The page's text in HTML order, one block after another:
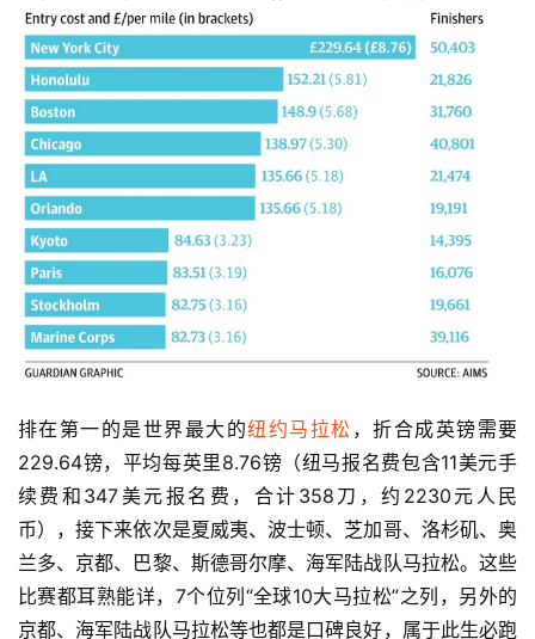
排在第一的是世界最大的纽约马拉松 ，折合成英镑需要
229.64镑，平均每英里8.76镑（纽马报名费包含11美元手
续费和347美元报名费，合计358刀，约2230元人民
币），接下来依次是夏威夷、波士顿、芝加哥、洛杉矶、奥
兰多、京都、巴黎、斯德哥尔摩、海军陆战队马拉松。这些
比赛都耳熟能详，7个位列“全球10大马拉松”之列，另外的
京都、海军陆战队马拉松等也都是口碑良好，属于此生必跑